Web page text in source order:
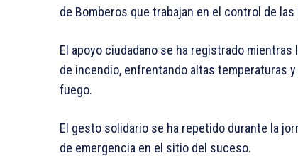
de Bomberos que trabajan en el control de las
El apoyo ciudadano se ha registrado
de incendio, enfrentando altas temperaturas
fuego.
El gesto solidario se ha repetido durante la
de emergencia en el sitio del suceso.